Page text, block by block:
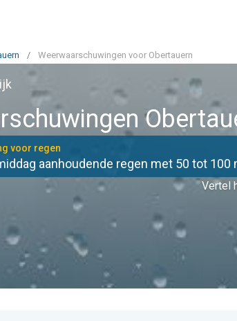
/ Weerwaarschuwingen voor Obertauern
voor regen
aanhoudende regen met 50 tot 100
Vertel